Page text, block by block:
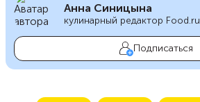
Анна Синицына
кулинарный редактор Food.ru
Подписаться